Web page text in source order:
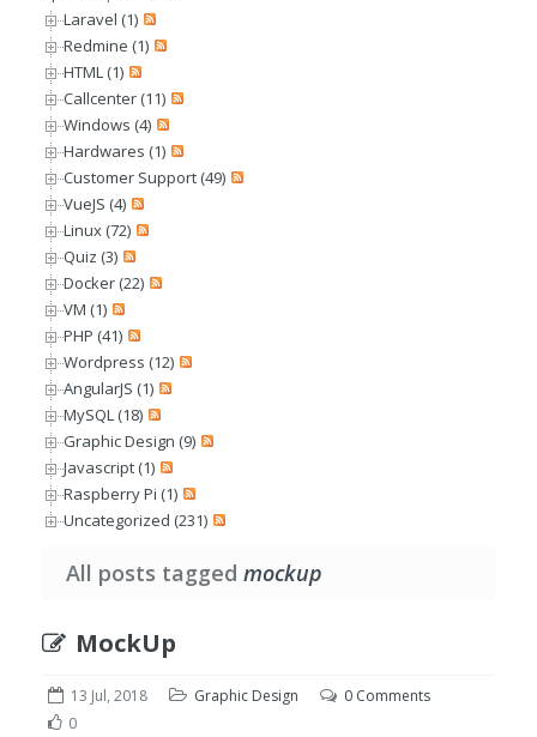
Laravel (1)
Redmine (1)
HTML (1)
Callcenter (11)
Windows (4)
Hardwares (1)
Customer Support (49)
VueJS (4)
Linux (72)
Quiz (3)
Docker (22)
VM (1)
PHP (41)
Wordpress (12)
AngularJS (1)
MySQL (18)
Graphic Design (9)
Javascript (1)
Raspberry Pi (1)
Uncategorized (231)
All posts tagged mockup
MockUp
13 Jul, 2018 Graphic Design
0 Comments
0